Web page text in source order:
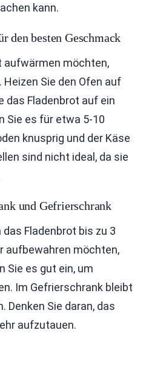
kann.
den besten Geschmack
aufwärmen möchten,
Sie den Ofen auf
das Fladenbrot auf ein
Sie es für etwa 5-10
knusprig und der Käse
sind nicht ideal, da sie
und Gefrierschrank
Fladenbrot bis zu 3
aufbewahren möchten,
Sie es gut ein, um
Im Gefrierschrank bleibt
Denken Sie daran, das
aufzutauen.